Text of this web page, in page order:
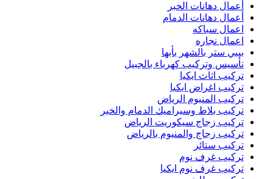
أعمال دهانات الخبر
أعمال دهانات الدمام
اعمال سباكه
اعمال نجاره
بيبي ستر بالشهر بأبها
تأسيس وتركيب كهرباء بالجبيل
تركيب اثاث ايكيا
تركيب اغراض ايكيا
تركيب المنيوم الرياض
تركيب بلاط وسيراميك الدمام والخبر
تركيب زجاج سيكوريت الرياض
تركيب زجاج والمنيوم بالرياض
تركيب ستائر
تركيب غرف نوم
تركيب غرف نوم ايكيا